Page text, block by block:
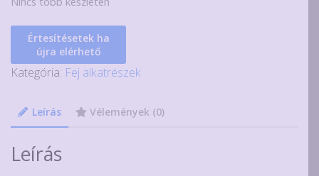
Értesítésetek ha
újra elérhető
Kategória: Fej alkatrészek
Leírás Vélemények (0)
Leírás